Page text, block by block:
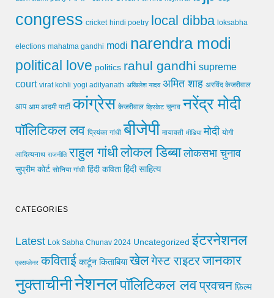
congress cricket hindi poetry local dibba loksabha
elections mahatma gandhi modi narendra modi
political love politics rahul gandhi supreme
court virat kohli yogi adityanath अखिलेश यादव अमित शाह अरविंद केजरीवाल
आप आम आदमी पार्टी कांग्रेस केजरीवाल क्रिकेट चुनाव नरेंद्र मोदी
पॉलिटिकल लव प्रियंका गांधी बीजेपी मायावती मीडिया मोदी योगी
आदित्यनाथ राजनीति राहुल गांधीलोकल डिब्बा लोकसभा चुनाव
सुप्रीम कोर्ट सोनिया गांधी हिंदी कविता हिंदी साहित्य
CATEGORIES
Latest Lok Sabha Chunav 2024 Uncategorized इंटरनेशनल
एक्सप्लेनर कविताई कार्टून किताबिया खेलगेस्ट राइटरजानकार
नुक्ताचीनीनेशनलपॉलिटिकल लवप्रवचन फ़िल्म